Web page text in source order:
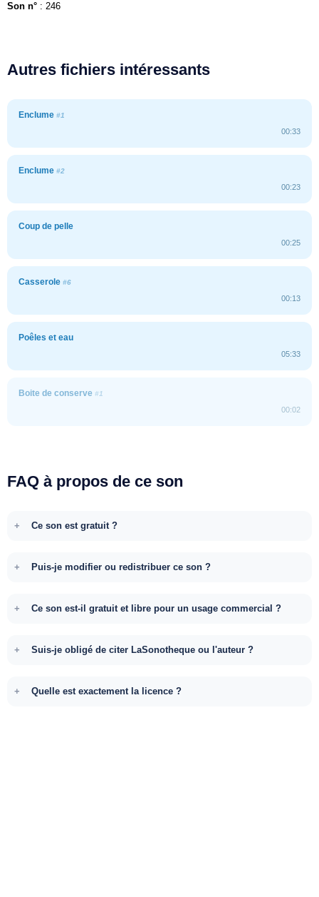
Son n° : 246
Autres fichiers intéressants
Enclume #1
00:33
Enclume #2
00:23
Coup de pelle
00:25
Casserole #6
00:13
Poêles et eau
05:33
Boite de conserve #1
00:02
FAQ à propos de ce son
Ce son est gratuit ?
Puis-je modifier ou redistribuer ce son ?
Ce son est-il gratuit et libre pour un usage commercial ?
Suis-je obligé de citer LaSonotheque ou l'auteur ?
Quelle est exactement la licence ?